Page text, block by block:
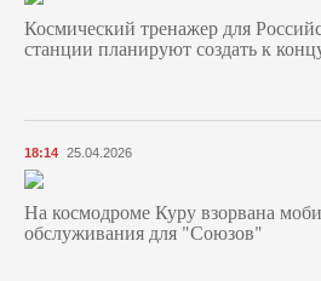
Космический тренажер для
станции планируют создать к
18:14 25.04.2026
На космодроме Куру взорвана
обслуживания для "Союзов"